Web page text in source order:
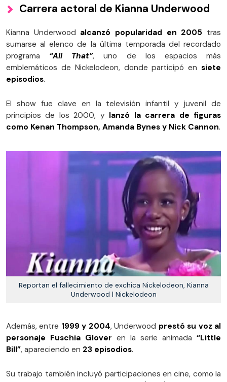
Carrera actoral de Kianna Underwood
Kianna Underwood alcanzó popularidad en 2005 tras
sumarse al elenco de la última temporada del recordado
programa “All That”, uno de los espacios más
emblemáticos de Nickelodeon, donde participó en siete
episodios.
El show fue clave en la televisión infantil y juvenil de
principios de los 2000, y lanzó la carrera de figuras
como Kenan Thompson, Amanda Bynes y Nick Cannon.
Reportan el fallecimiento de exchica Nickelodeon, Kianna
Underwood | Nickelodeon
Además, entre 1999 y 2004, Underwood prestó su voz al
personaje Fuschia Glover en la serie animada “Little
Bill”, apareciendo en 23 episodios.
Su trabajo también incluyó participaciones en cine, como la